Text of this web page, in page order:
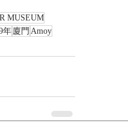
MUSEUM
年 廈門 Amoy